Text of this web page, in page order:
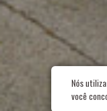
Nós
você